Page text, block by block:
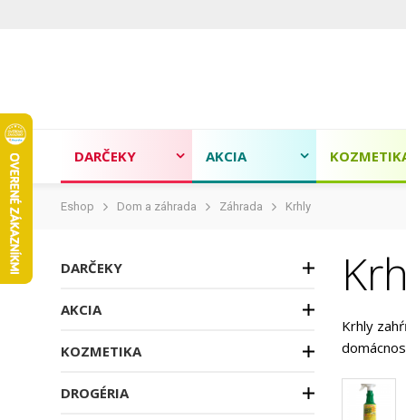
DARČEKY AKCIA
Eshop Dom a záhrada Záhrada Krhly
DARČEKY
AKCIA
KOZMETIKA
DROGÉRIA
Krhly